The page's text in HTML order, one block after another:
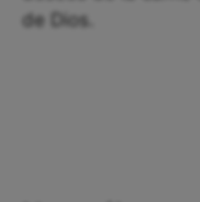
de Dios.